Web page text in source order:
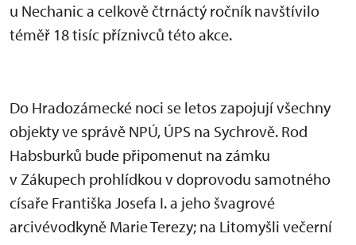
u Nechanic a celkově čtrnáctý ročník navštívilo
téměř 18 tisíc příznivců této akce.
Do Hradozámecké noci se letos zapojují všechny
objekty ve správě NPÚ, ÚPS na Sychrově. Rod
Habsburků bude připomenut na zámku
v Zákupech prohlídkou v doprovodu samotného
císaře Františka Josefa I. a jeho švagrové
arcivévodkyně Marie Terezy; na Litomyšli večerní